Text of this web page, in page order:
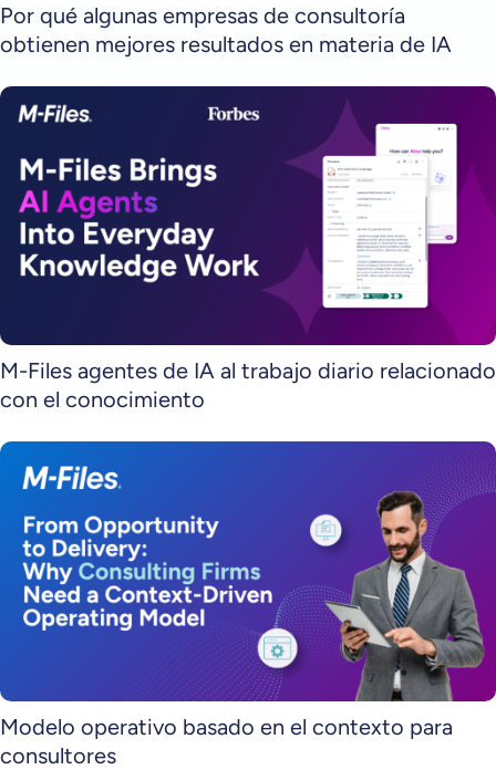
Por qué algunas empresas de consultoría
obtienen mejores resultados en materia de IA
M-Files agentes de IA al trabajo diario relacionado
con el conocimiento
Modelo operativo basado en el contexto para
consultores